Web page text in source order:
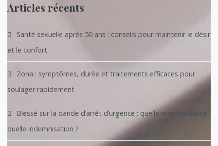
Articles récents
Santé sexuelle après 50 ans : conseils pour maintenir le désir
et le confort
Zona : symptômes, durée et traitements efficaces pour
soulager rapidement
Blessé sur la bande d’arrêt d’urgence : quelle responsabilité,
quelle indemnisation ?